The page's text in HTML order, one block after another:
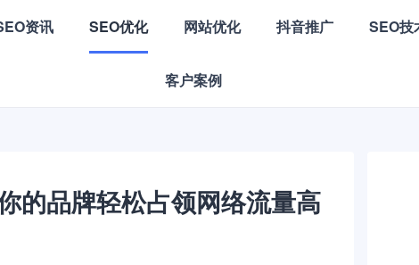
资讯 SEO优化 网站优化 抖音推广 SEO技
客户案例
的品牌轻松占领网络流量高